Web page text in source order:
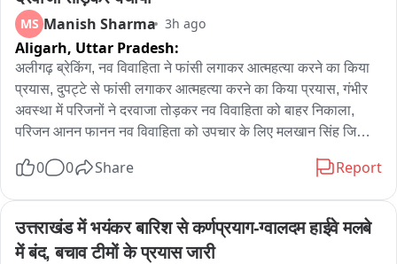
MS Manish Sharma 3h ago
Aligarh, Uttar Pradesh:
अलीगढ़ ब्रेकिंग, नव विवाहिता ने फांसी लगाकर आत्महत्या करने का किया
प्रयास, दुपट्टे से फांसी लगाकर आत्महत्या करने का किया प्रयास, गंभीर
अवस्था में परिजनों ने दरवाजा तोड़कर नव विवाहिता को बाहर निकाला,
परिजन आनन फानन नव विवाहिता को उपचार के लिए मलखान सिंह जिला
कॉलेज के लिए किया रेफर, अलीगढ़ के थाना गांधी पार्क के इलाके के
0 0 Share Report
उत्तराखंड में भयंकर बारिश से कर्णप्रयाग-ग्वालदम हाईवे मलबे
में बंद, बचाव टीमों के प्रयास जारी